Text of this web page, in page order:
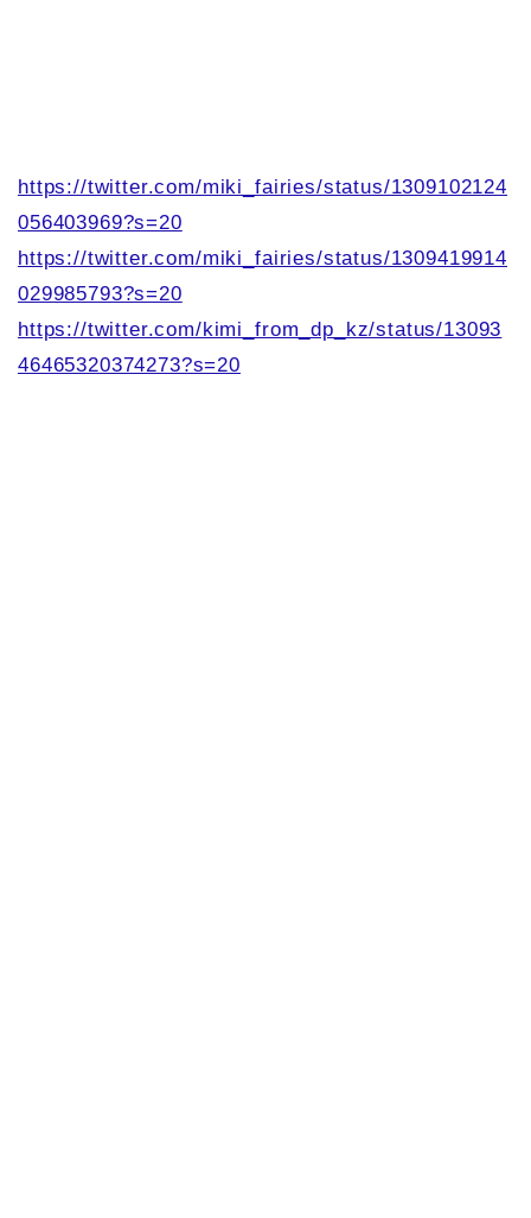
https://twitter.com/miki_fairies/status/1309102124
056403969?s=20
https://twitter.com/miki_fairies/status/1309419914
029985793?s=20
https://twitter.com/kimi_from_dp_kz/status/13093
46465320374273?s=20